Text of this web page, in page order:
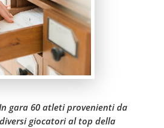
gara 60 atleti provenienti da
giocatori al top della